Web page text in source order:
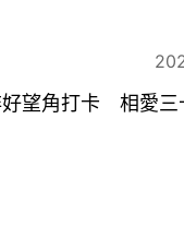
望角打卡 相愛三